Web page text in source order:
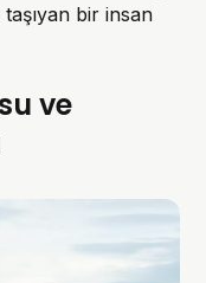
bir insan
ve